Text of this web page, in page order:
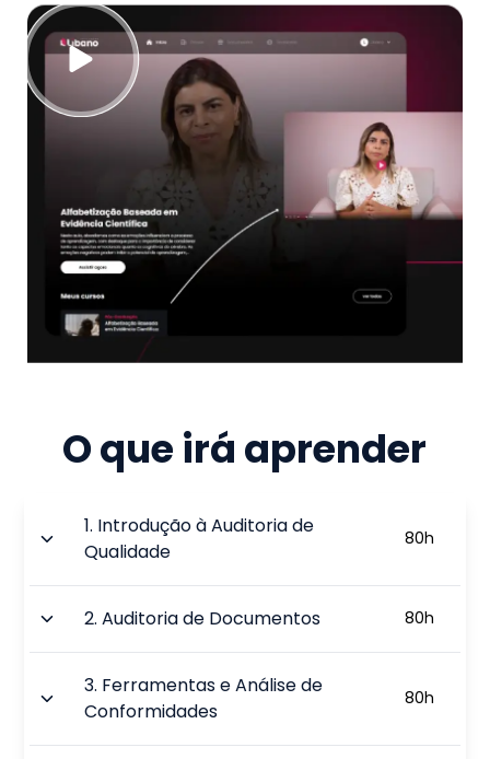
O que irá aprender
1. Introdução à Auditoria de
Qualidade
80h
2.Auditoria de Documentos 80h
3. Ferramentas e Análise de
Conformidades
80h